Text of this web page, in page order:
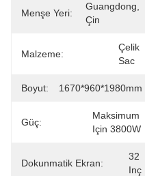
Menşe Yeri:
Guangdong,
Çin
Malzeme:
Çelik
Sac
Boyut: 1670*960*1980mm
Güç:
Maksimum
Için 3800W
Dokunmatik Ekran:
32
Inç